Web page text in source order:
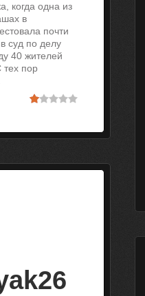
когда одна из
в
почти
суд по делу
40 жителей
тех пор